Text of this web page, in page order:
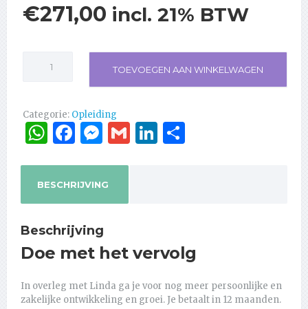
€271,00 incl. 21% BTW
Blokkades
leerjaar
12
maanden
TOEVOEGEN AAN WINKELWAGEN
Categorie: Opleiding
WhatsApp
Facebook
Messenger
GmailLinkedIn
BESCHRIJVING
Beschrijving
Doe met het vervolg
In overleg met Linda ga je voor nog meer persoonlijke en
zakelijke ontwikkeling en groei. Je betaalt in 12 maanden.